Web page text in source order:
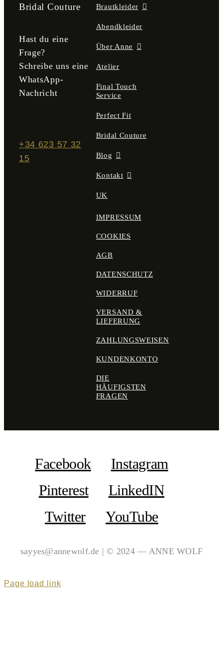
werden
Bridal Couture
Hast du eine
Frage?
Schreibe uns eine
WhatsApp-
Nachricht
+34 623 57 32
15
Brautkleider
Abendkleider
Über Anne
Atelier
Final Touch
Service
Perfect Fit
Bridal Couture
Blog
Kontakt
UK
IMPRESSUM
COOKIES
AGB
DATENSCHUTZ
WIDERRUF
VERSAND &
LIEFERUNG
ZAHLUNGSWEISEN
KUNDENKONTO
DIE
HÄUFIGSTEN
FRAGEN
Facebook
Instagram
Pinterest
LinkedIN
Twitter
YouTube
sayyes@annewolf.de | © 2024 — ANNE WOLF
Page load link